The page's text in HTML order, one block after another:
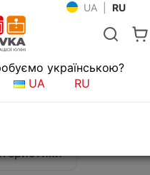
UA RU
Flexa FTC 632L
українською?
UA
RU